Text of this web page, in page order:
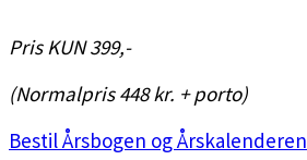
Pris KUN 399,-
(Normalpris 448 kr. + porto)
Bestil Årsbogen og Årskalenderen